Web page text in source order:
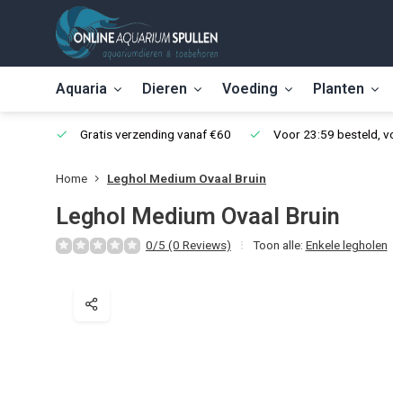
Aquaria Dieren Voeding Planten
Gratis verzending vanaf €60 Voor 23:59 besteld,
Home Leghol Medium Ovaal Bruin
Leghol Medium Ovaal Bruin
0/5 (0 Reviews) Toon alle: Enkele legholen